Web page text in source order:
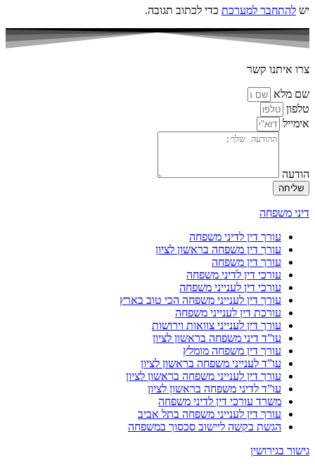
יש להתחבר למערכת כדי לכתוב תגובה.
צרו איתנו קשר
שם מלא
טלפון
אימייל
הודעה
שליחה
דיני משפחה
עורך דין לדיני משפחה
עורך דין משפחה בראשון לציון
עורך דין משפחה
עורכי דין לדיני משפחה
עורכי דין לענייני משפחה
עורך דין לענייני משפחה הכי טוב בארץ
עורכת דין לענייני משפחה
עורך דין לענייני צוואות וירושות
עו”ד דיני משפחה בראשון לציון
עורך דין משפחה מומלץ
עו”ד לענייני משפחה בראשון לציון
עורך דין לענייני משפחה בראשון לציון
עו”ד לדיני משפחה בראשון לציון
משרד עורכי דין לדיני משפחה
עורך דין לענייני משפחה בתל אביב
הגשת בקשה ליישוב סכסוך במשפחה
גישור בגירושין